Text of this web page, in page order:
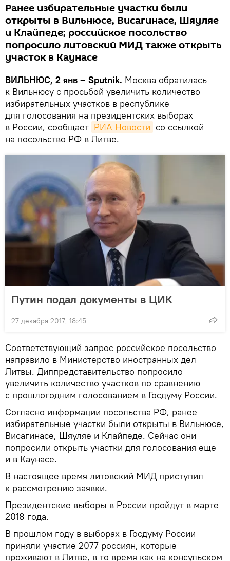
Ранее избирательные участки были
открыты в Вильнюсе, Висагинасе, Шяуляе
и Клайпеде; российское посольство
попросило литовский МИД также открыть
участок в Каунасе
ВИЛЬНЮС, 2 янв – Sputnik. Москва обратилась
к Вильнюсу с просьбой увеличить количество
избирательных участков в республике
для голосования на президентских выборах
в России, сообщает РИА Новости со ссылкой
на посольство РФ в Литве.
Путин подал документы в ЦИК
27 декабря 2017, 18:45
Соответствующий запрос российское посольство
направило в Министерство иностранных дел
Литвы. Диппредставительство попросило
увеличить количество участков по сравнению
с прошлогодним голосованием в Госдуму России.
Согласно информации посольства РФ, ранее
избирательные участки были открыты в Вильнюсе,
Висагинасе, Шяуляе и Клайпеде. Сейчас они
попросили открыть участки для голосования еще
и в Каунасе.
В настоящее время литовский МИД приступил
к рассмотрению заявки.
Президентские выборы в России пройдут в марте
2018 года.
В прошлом году в выборах в Госдуму России
приняли участие 2077 россиян, которые
проживают в Литве, в то время как на консульском